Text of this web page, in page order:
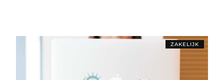
ZAKELIJK